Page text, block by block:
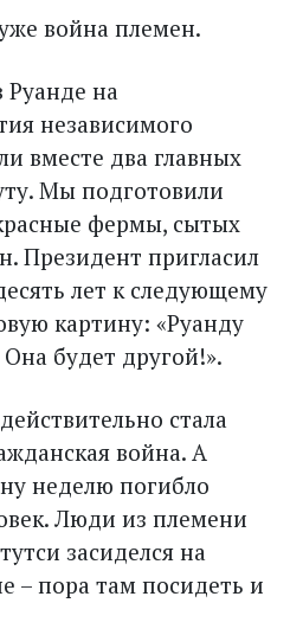
война племен.
Руанде на
независимого
вместе два главных
Мы подготовили
фермы, сытых
Президент пригласил
лет к следующему
картину: «Руанду
будет другой!».
стала
война. А
неделю погибло
Люди из племени
засиделся на
– пора там посидеть и